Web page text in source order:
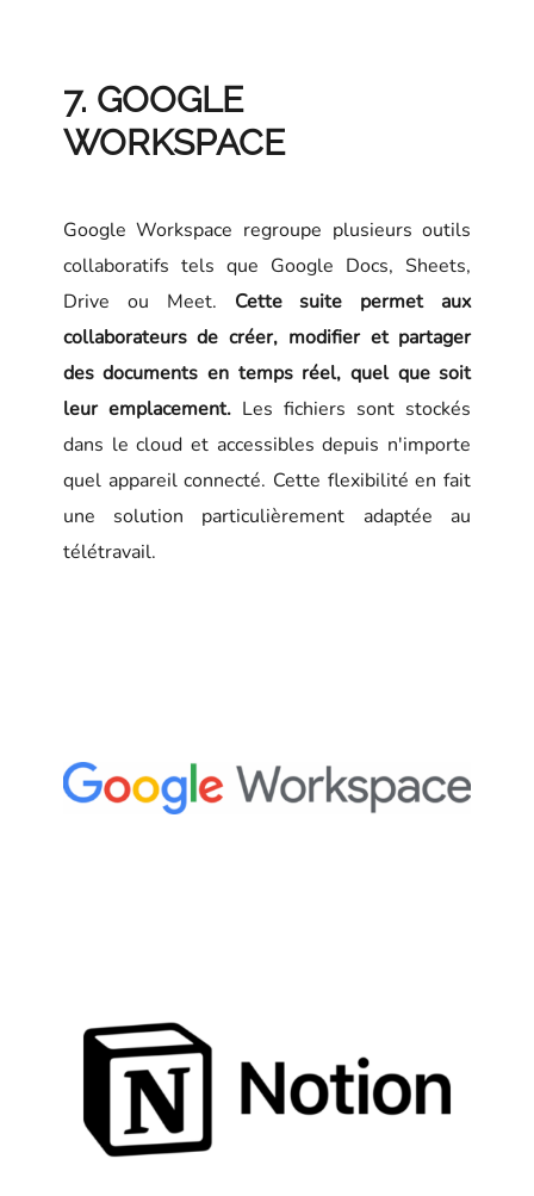
7. GOOGLE
WORKSPACE
Google Workspace regroupe plusieurs outils
collaboratifs tels que Google Docs, Sheets,
Drive ou Meet. Cette suite permet aux
collaborateurs de créer, modifier et partager
des documents en temps réel, quel que soit
leur emplacement.Les fichiers sont stockés
dans le cloud et accessibles depuis n'importe
quel appareil connecté. Cette flexibilité en fait
une solution particulièrement adaptée au
télétravail.